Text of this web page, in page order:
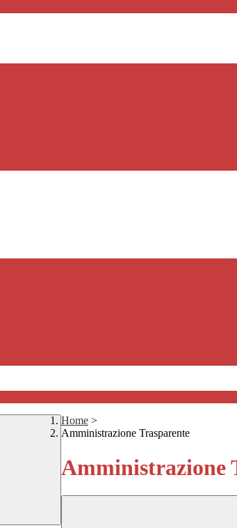
Home >
Amministrazione Trasparente
Amministrazione